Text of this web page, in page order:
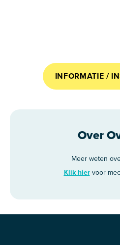
INFORMATIE /
Over
Meer weten
Klik hiervoor